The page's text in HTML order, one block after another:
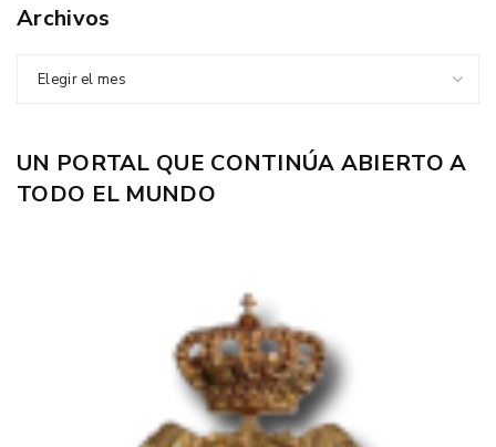
Archivos
Elegir el mes
UN PORTAL QUE CONTINÚA ABIERTO A
TODO EL MUNDO